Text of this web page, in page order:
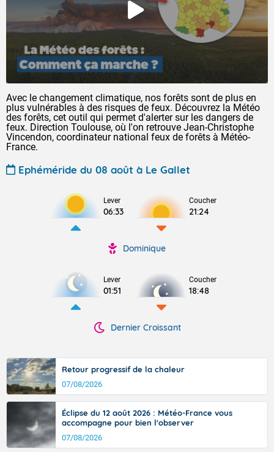
Avec le changement climatique, nos forêts sont de plus en
plus vulnérables à des risques de feux. Découvrez la Météo
des forêts, cet outil qui permet d'alerter sur les dangers de
feux. Direction Toulouse, où l'on retrouve Jean-Christophe
Vincendon, coordinateur national feux de forêts à Météo-
France.
Ephéméride du 08 août à Le Gallet
Lever
06:33
Coucher
21:24
Dominique
Lever
01:51
Coucher
18:48
Dernier Croissant
Retour progressif de la chaleur
07/08/2026
Éclipse du 12 août 2026 : Météo-France vous
accompagne pour bien l'observer
07/08/2026